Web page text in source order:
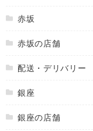
赤坂
赤坂の店舗
配送・デリバリー
銀座
銀座の店舗